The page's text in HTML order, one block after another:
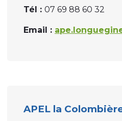
Tél : 07 69 88 60 32
Email :
APEL la